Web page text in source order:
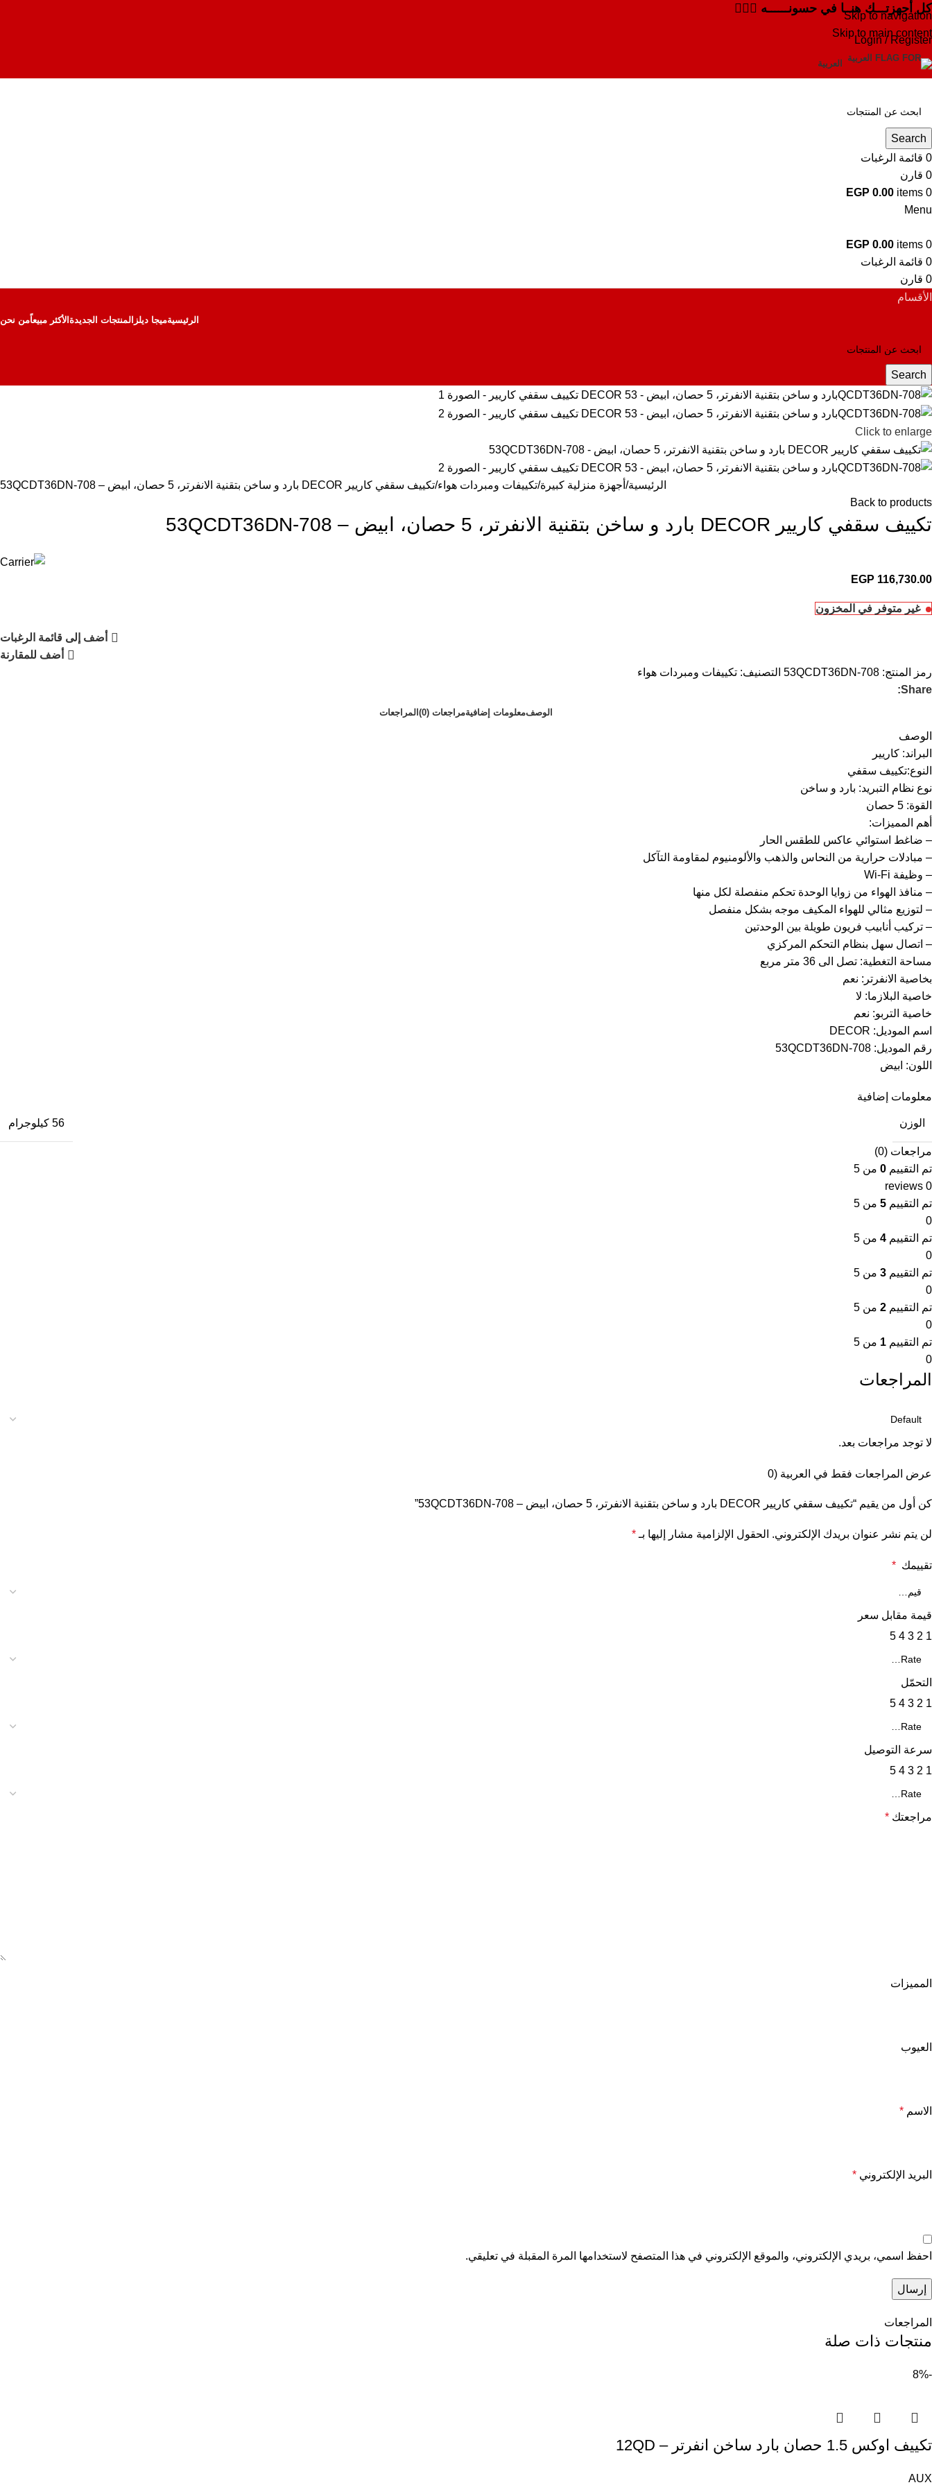
Skip to navigation
Skip to main content
كل أجهزتـــك هنــا في حسونــــــه ✌🏻✨
Login / Register
العربية
Search
0 قائمة الرغبات
0 قارن
0
items
EGP 0.00
Menu
0
items
EGP 0.00
0 قائمة الرغبات
0 قارن
الأقسام
الرئيسيةميجا ديلز المنتجات الجديدة الأكثر مبيعاًمن نحن
Search
Click to enlarge
الرئيسية أجهزة منزلية كبيرة تكييفات ومبردات هواء تكييف سقفي كاريير DECOR بارد و ساخن بتقنية الانفرتر، 5 حصان، ابيض – 53QCDT36DN-708
Back to products
تكييف سقفي كاريير DECOR بارد و ساخن بتقنية الانفرتر، 5 حصان، ابيض – 53QCDT36DN-708
EGP 116,730.00
غير متوفر في المخزون
أضف إلى قائمة الرغبات
أضف للمقارنة
رمز المنتج: 53QCDT36DN-708 التصنيف: تكييفات ومبردات هواء
Share:
الوصفمعلومات إضافيةمراجعات (0) المراجعات
الوصف
البراند: كاريير
النوع:تكييف سقفي
نوع نظام التبريد: بارد و ساخن
القوة: 5 حصان
أهم المميزات:
– ضاغط استوائي عاكس للطقس الحار
– مبادلات حرارية من النحاس والذهب والألومنيوم لمقاومة التآكل
– وظيفة Wi-Fi
– منافذ الهواء من زوايا الوحدة تحكم منفصلة لكل منها
– لتوزيع مثالي للهواء المكيف موجه بشكل منفصل
– تركيب أنابيب فريون طويلة بين الوحدتين
– اتصال سهل بنظام التحكم المركزي
مساحة التغطية: تصل الى 36 متر مربع
بخاصية الانفرتر: نعم
خاصية البلازما: لا
خاصية التربو: نعم
اسم الموديل: DECOR
رقم الموديل: 53QCDT36DN-708
اللون: ابيض
معلومات إضافية
الوزن 56 كيلوجرام
مراجعات (0)
تم التقييم 0 من 5
0 reviews
تم التقييم 5 من 5
0
تم التقييم 4 من 5
0
تم التقييم 3 من 5
0
تم التقييم 2 من 5
0
تم التقييم 1 من 5
0
المراجعات
لا توجد مراجعات بعد.
عرض المراجعات فقط في العربية (0
كن أول من يقيم “تكييف سقفي كاريير DECOR بارد و ساخن بتقنية الانفرتر، 5 حصان، ابيض – 53QCDT36DN-708”
لن يتم نشر عنوان بريدك الإلكتروني. الحقول الإلزامية مشار إليها بـ *
تقييمك *
قيمة مقابل سعر
1
2
3
4
5
التحمّل
1
2
3
4
5
سرعة التوصيل
1
2
3
4
5
مراجعتك *
المميزات
العيوب
الاسم *
البريد الإلكتروني *
احفظ اسمي، بريدي الإلكتروني، والموقع الإلكتروني في هذا المتصفح لاستخدامها المرة المقبلة في تعليقي.
المراجعات
منتجات ذات صلة
-8%
تكييف اوكس 1.5 حصان بارد ساخن انفرتر – 12QD
AUX